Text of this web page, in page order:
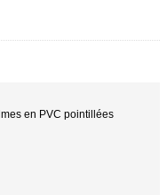
en PVC pointillées